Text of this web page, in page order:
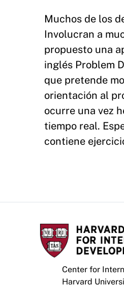
Muchos de los
Involucran a
propuesto una
inglés Problem
que pretende
orientación al
ocurre una vez
tiempo real.
contiene
Center for
Harvard